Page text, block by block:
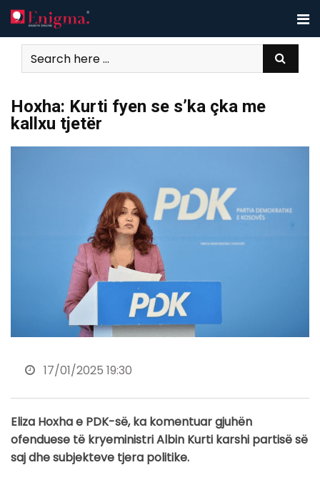
Skip
to
content
Hoxha: Kurti fyen se s’ka çka me
kallxu tjetër
17/01/2025 19:30
Eliza Hoxha e PDK-së, ka komentuar gjuhën
ofenduese të kryeministri Albin Kurti karshi partisë së
saj dhe subjekteve tjera politike.